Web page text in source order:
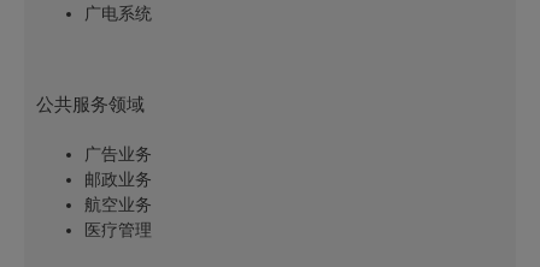
广电系统
公共服务领域
广告业务
邮政业务
航空业务
医疗管理